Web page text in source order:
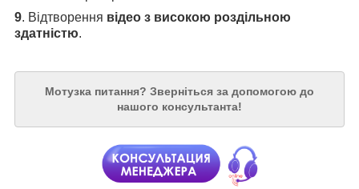
9. Відтворення відео з високою роздільною
здатністю.
Мотузка питання? Зверніться за допомогою до
нашого консультанта!